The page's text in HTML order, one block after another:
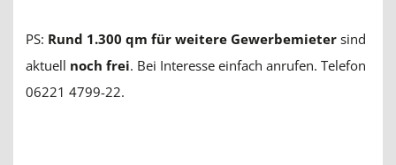
PS: Rund 1.300 qm für weitere Gewerbemieter sind
aktuell noch frei. Bei Interesse einfach anrufen. Telefon
06221 4799-22.